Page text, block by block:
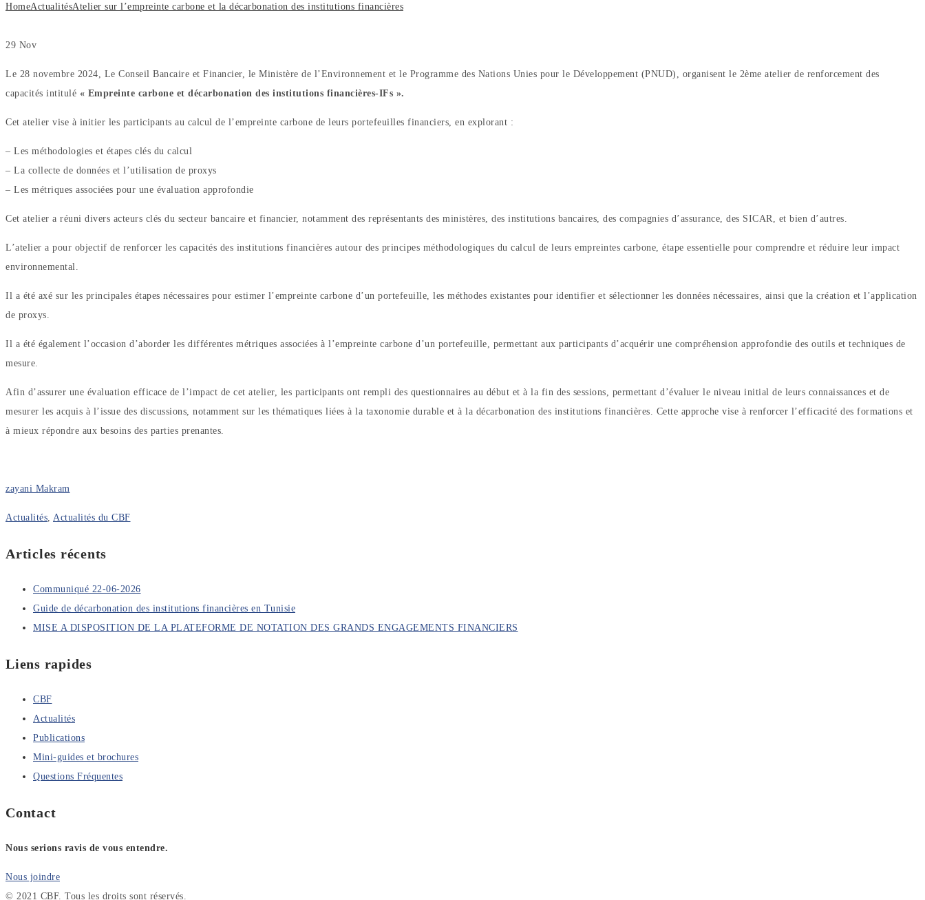
HomeActualitésAtelier sur l’empreinte carbone et la décarbonation des institutions financières
29 Nov
Le 28 novembre 2024, Le Conseil Bancaire et Financier, le Ministère de l’Environnement et le Programme des Nations Unies pour le Développement (PNUD), organisent le 2ème atelier de renforcement des
capacités intitulé « Empreinte carbone et décarbonation des institutions financières-IFs ».
Cet atelier vise à initier les participants au calcul de l’empreinte carbone de leurs portefeuilles financiers, en explorant :
– Les méthodologies et étapes clés du calcul
– La collecte de données et l’utilisation de proxys
– Les métriques associées pour une évaluation approfondie
Cet atelier a réuni divers acteurs clés du secteur bancaire et financier, notamment des représentants des ministères, des institutions bancaires, des compagnies d’assurance, des SICAR, et bien d’autres.
L’atelier a pour objectif de renforcer les capacités des institutions financières autour des principes méthodologiques du calcul de leurs empreintes carbone, étape essentielle pour comprendre et réduire leur impact
environnemental.
Il a été axé sur les principales étapes nécessaires pour estimer l’empreinte carbone d’un portefeuille, les méthodes existantes pour identifier et sélectionner les données nécessaires, ainsi que la création et l’application
de proxys.
Il a été également l’occasion d’aborder les différentes métriques associées à l’empreinte carbone d’un portefeuille, permettant aux participants d’acquérir une compréhension approfondie des outils et techniques de
mesure.
Afin d’assurer une évaluation efficace de l’impact de cet atelier, les participants ont rempli des questionnaires au début et à la fin des sessions, permettant d’évaluer le niveau initial de leurs connaissances et de
mesurer les acquis à l’issue des discussions, notamment sur les thématiques liées à la taxonomie durable et à la décarbonation des institutions financières. Cette approche vise à renforcer l’efficacité des formations et
à mieux répondre aux besoins des parties prenantes.
zayani Makram
Actualités Actualités du CBF
Articles récents
Communiqué 22-06-2026
Guide de décarbonation des institutions financières en Tunisie
MISE A DISPOSITION DE LA PLATEFORME DE NOTATION DES GRANDS ENGAGEMENTS FINANCIERS
Liens rapides
CBF
Actualités
Publications
Mini-guides et brochures
Questions Fréquentes
Contact
Nous serions ravis de vous entendre.
Nous joindre
© 2021 CBF. Tous les droits sont réservés.